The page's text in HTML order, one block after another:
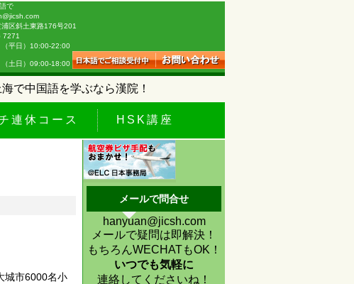
で
区斜土東路176号201
（平日）10:00-22:00
18:00
で中国語を学ぶなら漢院！
連休コース HSK講座
城市6000名小
メールで問合せ
hanyuan@jicsh.com
メールで疑問は即解決！
もちろんWECHATもOK！
いつでも気軽に
連絡してくださいね！